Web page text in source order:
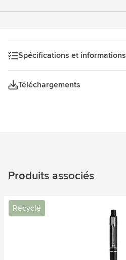
Spécifications et informations
Téléchargements
Produits associés
Recyclé